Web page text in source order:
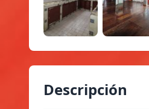
Descripción